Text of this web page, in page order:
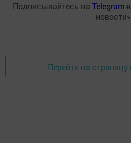
Подписывайтесь на Telegram-
новости»
Перейти на страницу